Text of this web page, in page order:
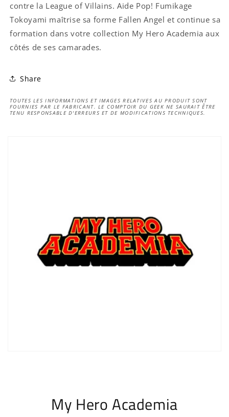
contre la League of Villains. Aide Pop! Fumikage
Tokoyami maîtrise sa forme Fallen Angel et continue sa
formation dans votre collection My Hero Academia aux
côtés de ses camarades.
Share
TOUTES LES INFORMATIONS ET IMAGES RELATIVES AU PRODUIT SONT
FOURNIES PAR LE FABRICANT. LE COMPTOIR DU GEEK NE SAURAIT ÊTRE
TENU RESPONSABLE D'ERREURS ET DE MODIFICATIONS TECHNIQUES.
My Hero Academia